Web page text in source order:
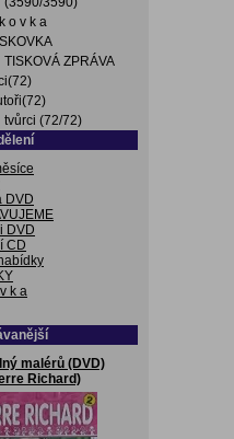
o v k a
TISKOVÁ ZPRÁVA
tvůrci (72/72)
DVD
DVD
CD
k a
malérů (DVD)
Richard)